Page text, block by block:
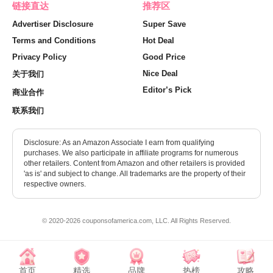
链接直达
Advertiser Disclosure
Terms and Conditions
Privacy Policy
关于我们
商业合作
联系我们
推荐区
Super Save
Hot Deal
Good Price
Nice Deal
Editor’s Pick
Disclosure: As an Amazon Associate I earn from qualifying
purchases. We also participate in affiliate programs for numerous
other retailers. Content from Amazon and other retailers is provided
'as is' and subject to change. All trademarks are the property of their
respective owners.
© 2020-2026 couponsofamerica.com, LLC. All Rights Reserved.
首页 精选 品牌 热榜 攻略